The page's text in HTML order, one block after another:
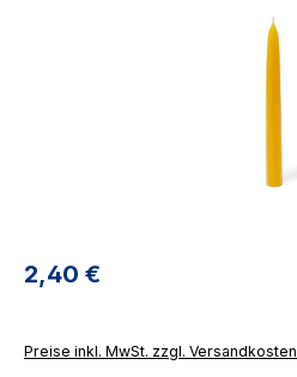
Regulärer Preis:
2,40 €
Preise inkl. MwSt. zzgl. Versandkosten